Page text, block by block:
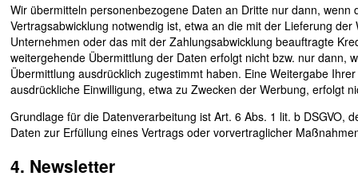
Wir übermitteln personenbezogene Daten an Dritte nur dann, wenn
Vertragsabwicklung notwendig ist, etwa an die mit der Lieferung der
Unternehmen oder das mit der Zahlungsabwicklung beauftragte
weitergehende Übermittlung der Daten erfolgt nicht bzw. nur dann,
Übermittlung ausdrücklich zugestimmt haben. Eine Weitergabe
ausdrückliche Einwilligung, etwa zu Zwecken der Werbung, erfolgt
Grundlage für die Datenverarbeitung ist Art. 6 Abs. 1 lit. b DSGVO,
Daten zur Erfüllung eines Vertrags oder vorvertraglicher
4. Newsletter